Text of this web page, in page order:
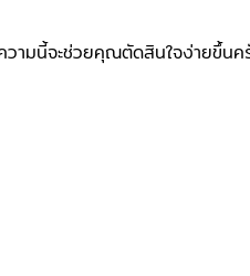
วามนี้จะช่วยคุณตัดสินใจง่ายขึ้นค